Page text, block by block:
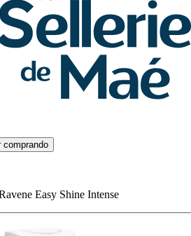
comprando
Easy Shine Intense